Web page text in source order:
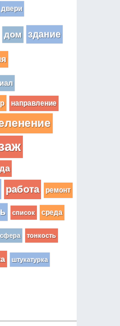
двери
дом здание
направление
работа ремонт
список среда
сфера тонкость
штукатурка